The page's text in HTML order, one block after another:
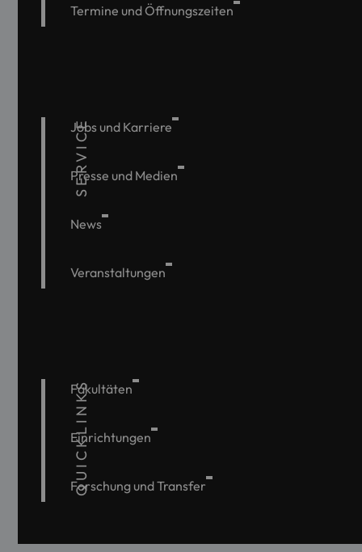
Termine und Öffnungszeiten
SERVICE
Jobs und Karriere
Presse und Medien
News
Veranstaltungen
QUICKLINKS
Fakultäten
Einrichtungen
Forschung und Transfer